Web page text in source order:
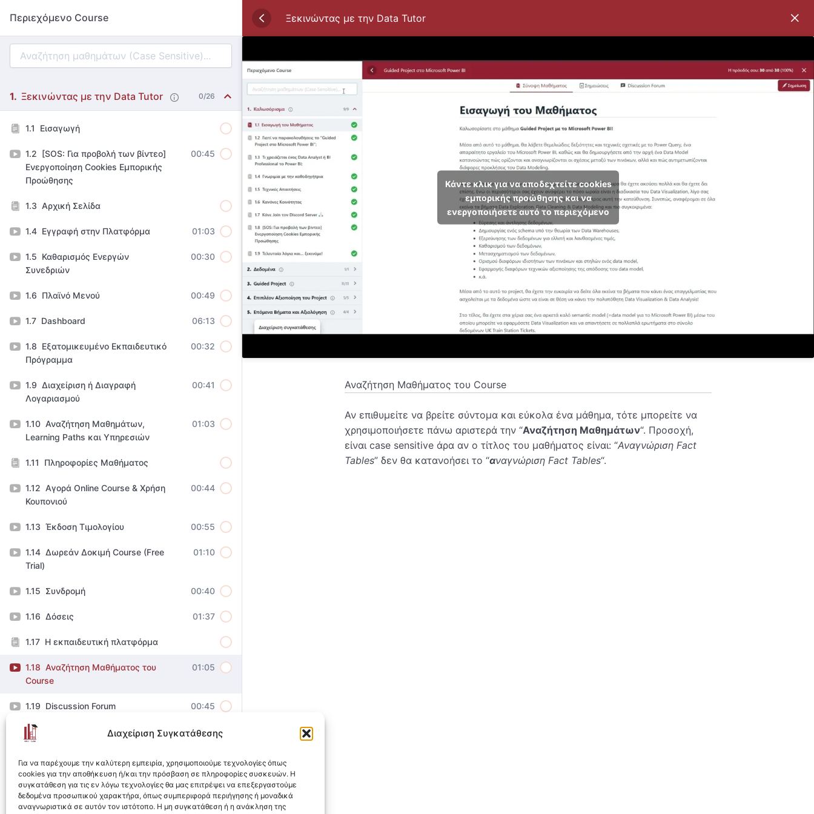
Διαχείριση Συγκατάθεσης
Για να παρέχουμε την καλύτερη εμπειρία, χρησιμοποιούμε τεχνολογίες όπως
cookies για την αποθήκευση ή/και την πρόσβαση σε πληροφορίες συσκευών. Η
συγκατάθεση για τις εν λόγω τεχνολογίες θα μας επιτρέψει να επεξεργαστούμε
δεδομένα προσωπικού χαρακτήρα, όπως συμπεριφορά περιήγησης ή μοναδικά
αναγνωριστικά σε αυτόν τον ιστότοπο. Η μη συγκατάθεση ή η ανάκληση της
Περιεχόμενο Course
Ξεκινώντας με την Data Tutor 0/26
Εισαγωγή
[SOS: Για προβολή των βίντεο]
Ενεργοποίηση Cookies Εμπορικής
Προώθησης
00:45
Αρχική Σελίδα
Εγγραφή στην Πλατφόρμα 01:03
Καθαρισμός Ενεργών
Συνεδριών
00:30
Πλαϊνό Μενού 00:49
Dashboard 06:13
Εξατομικευμένο Εκπαιδευτικό
Πρόγραμμα
00:32
Διαχείριση ή Διαγραφή
Λογαριασμού
00:41
Αναζήτηση Μαθημάτων,
Learning Paths και Υπηρεσιών
01:03
Πληροφορίες Μαθήματος
Αγορά Online Course & Χρήση
Κουπονιού
00:44
Έκδοση Τιμολογίου 00:55
Δωρεάν Δοκιμή Course (Free
Trial)
01:10
Συνδρομή 00:40
Δόσεις 01:37
Η εκπαιδευτική πλατφόρμα
Αναζήτηση Μαθήματος του
Course
01:05
Discussion Forum 00:45
01:12
Ολοκλήρωση Course &
Αυτόματη ολοκλήρωση
υποενοτήτων
01:48
Ξεκινώντας με την Data Tutor
Κάντε κλικ για να αποδεχτείτε cookies
εμπορικής προώθησης και να
ενεργοποιήσετε αυτό το περιεχόμενο
Αναζήτηση Μαθήματος του Course
Αν επιθυμείτε να βρείτε σύντομα και εύκολα ένα μάθημα, τότε μπορείτε να
χρησιμοποιήσετε πάνω αριστερά την “Αναζήτηση Μαθημάτων“. Προσοχή,
είναι case sensitive άρα αν ο τίτλος του μαθήματος είναι: “Αναγνώριση Fact
Tables” δεν θα κατανοήσει το “αναγνώριση Fact Tables“.